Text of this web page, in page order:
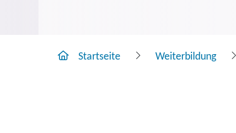
Startseite Weiterbildung